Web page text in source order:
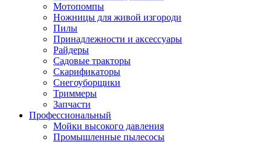
Мотопомпы
Ножницы для живой изгороди
Пилы
Принадлежности и аксессуары
Райдеры
Садовые тракторы
Скарификаторы
Снегоуборщики
Триммеры
Запчасти
Профессиональный
Мойки высокого давления
Промышленные пылесосы